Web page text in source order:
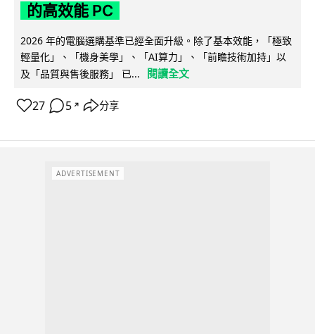
的高效能 PC
2026 年的電腦選購基準已經全面升級。除了基本效能，「極致
輕量化」、「機身美學」、「AI算力」、「前瞻技術加持」以
及「品質與售後服務」 已...
閱讀全文
27 5 ↗ 分享
ADVERTISEMENT